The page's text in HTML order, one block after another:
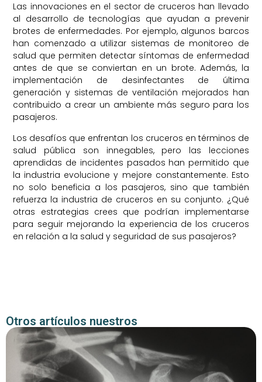
Las innovaciones en el sector de cruceros han llevado
al desarrollo de tecnologías que ayudan a prevenir
brotes de enfermedades. Por ejemplo, algunos barcos
han comenzado a utilizar sistemas de monitoreo de
salud que permiten detectar síntomas de enfermedad
antes de que se conviertan en un brote. Además, la
implementación de desinfectantes de última
generación y sistemas de ventilación mejorados han
contribuido a crear un ambiente más seguro para los
pasajeros.
Los desafíos que enfrentan los cruceros en términos de
salud pública son innegables, pero las lecciones
aprendidas de incidentes pasados han permitido que
la industria evolucione y mejore constantemente. Esto
no solo beneficia a los pasajeros, sino que también
refuerza la industria de cruceros en su conjunto. ¿Qué
otras estrategias crees que podrían implementarse
para seguir mejorando la experiencia de los cruceros
en relación a la salud y seguridad de sus pasajeros?
Otros artículos nuestros